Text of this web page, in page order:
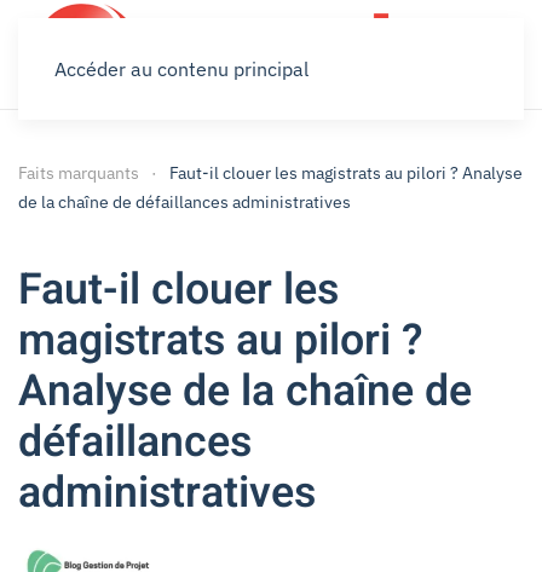
Accéder au contenu principal
Faits marquants
Faut-il clouer les magistrats au pilori ? Analyse
de la chaîne de défaillances administratives
Faut-il clouer les
magistrats au pilori ?
Analyse de la chaîne de
défaillances
administratives